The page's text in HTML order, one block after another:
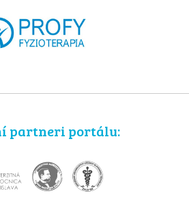
partneri portálu: